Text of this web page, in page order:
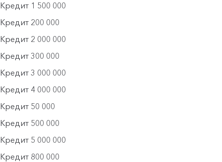
Кредит 1 500 000
Кредит 200 000
Кредит 2 000 000
Кредит 300 000
Кредит 3 000 000
Кредит 4 000 000
Кредит 50 000
Кредит 500 000
Кредит 5 000 000
Кредит 800 000